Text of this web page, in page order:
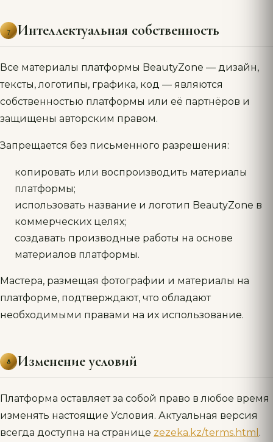
7 Интеллектуальная собственность
Все материалы платформы BeautyZone — дизайн,
тексты, логотипы, графика, код — являются
собственностью платформы или её партнёров и
защищены авторским правом.
Запрещается без письменного разрешения:
копировать или воспроизводить материалы
платформы;
использовать название и логотип BeautyZone в
коммерческих целях;
создавать производные работы на основе
материалов платформы.
Мастера, размещая фотографии и материалы на
платформе, подтверждают, что обладают
необходимыми правами на их использование.
8 Изменение условий
Платформа оставляет за собой право в любое время
изменять настоящие Условия. Актуальная версия
всегда доступна на странице zezeka.kz/terms.html .